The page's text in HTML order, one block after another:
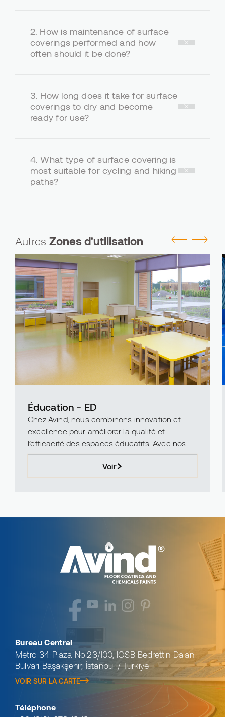
2. How is maintenance of surface
coverings performed and how
often should it be done?
3. How long does it take for surface
coverings to dry and become
ready for use?
4. What type of surface covering is
most suitable for cycling and hiking
paths?
Autres Zones d'utilisation
Éducation - ED
Chez Avind, nous combinons innovation et
excellence pour améliorer la qualité et
l’efficacité des espaces éducatifs. Avec nos
matériaux en polyuréthane, époxy et acrylique,
nous transformons les ...
Voir
Bureau Central
Metro 34 Plaza No:23/100, İOSB Bedrettin Dalan
Bulvarı Başakşehir, İstanbul / Türkiye
VOIR SUR LA CARTE
Téléphone